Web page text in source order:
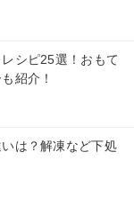
シピ25選！おもて
紹介！
は？解凍など下処